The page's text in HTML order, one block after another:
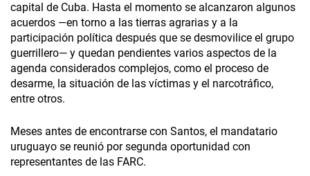
capital de Cuba. Hasta el momento se alcanzaron algunos
acuerdos —en torno a las tierras agrarias y a la
participación política después que se desmovilice el grupo
guerrillero— y quedan pendientes varios aspectos de la
agenda considerados complejos, como el proceso de
desarme, la situación de las víctimas y el narcotráfico,
entre otros.
Meses antes de encontrarse con Santos, el mandatario
uruguayo se reunió por segunda oportunidad con
representantes de las FARC.